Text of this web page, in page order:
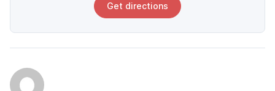
Get directions